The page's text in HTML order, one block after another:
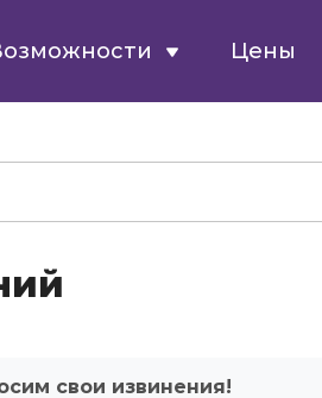
Цены
свои извинения!